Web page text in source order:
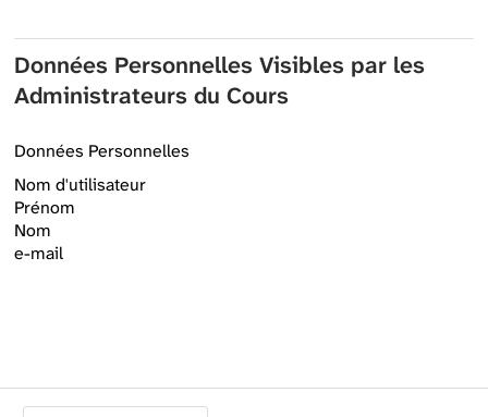
Données Personnelles Visibles par les
Administrateurs du Cours
Données Personnelles
Nom d'utilisateur
Prénom
Nom
e-mail